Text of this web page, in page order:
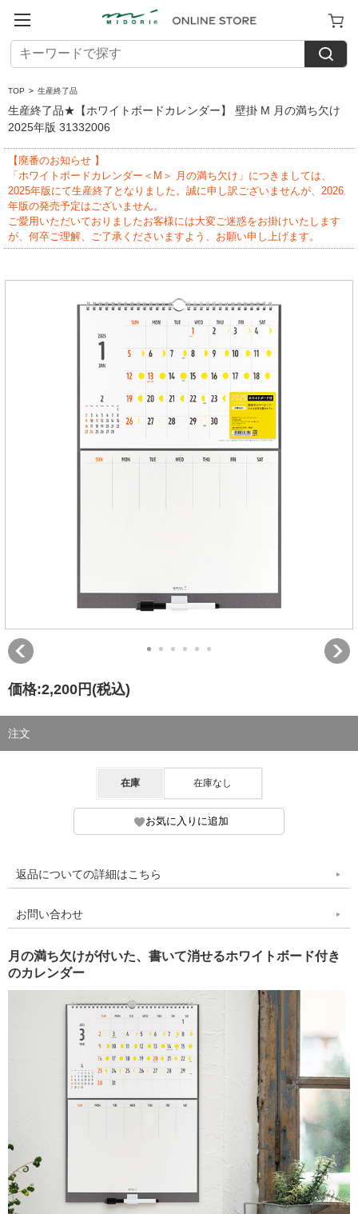
TOP > 生産終了品
生産終了品★【ホワイトボードカレンダー】 壁掛 M 月の満ち欠け
2025年版 31332006
【廃番のお知らせ 】
「ホワイトボードカレンダー＜M＞ 月の満ち欠け」につきましては、
2025年版にて生産終了となりました。誠に申し訳ございませんが、2026
年版の発売予定はございません。
ご愛用いただいておりましたお客様には大変ご迷惑をお掛けいたします
が、何卒ご理解、ご了承くださいますよう、お願い申し上げます。
価格:2,200円 (税込)
注文
在庫 在庫なし
返品についての詳細はこちら
お問い合わせ
月の満ち欠けが付いた、書いて消せるホワイトボード付き
のカレンダー